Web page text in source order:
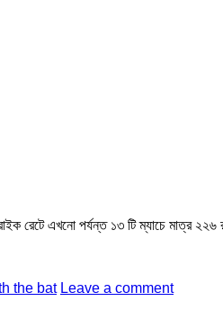
রেটে এখনো পর্যন্ত ১৩ টি ম্যাচে মাত্র
the bat Leave a comment